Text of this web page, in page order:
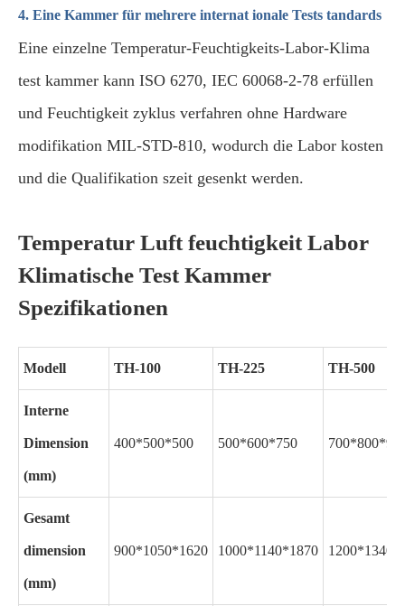
4. Eine Kammer für mehrere internat ionale Tests tandards
Eine einzelne Temperatur-Feuchtigkeits-Labor-Klima
test kammer kann ISO 6270, IEC 60068-2-78 erfüllen
und Feuchtigkeit zyklus verfahren ohne Hardware
modifikation MIL-STD-810, wodurch die Labor kosten
und die Qualifikation szeit gesenkt werden.
Temperatur Luft feuchtigkeit Labor
Klimatische Test Kammer
Spezifikationen
Modell TH-100 TH-225 TH-500
Interne
Dimension
(mm)
400*500*500 500*600*750
Gesamt
dimension
(mm)
900*1050*1620 1000*1140*1870